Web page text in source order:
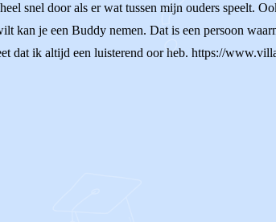
snel door als er wat tussen mijn ouders speelt.
kan je een Buddy nemen. Dat is een persoon
dat ik altijd een luisterend oor heb. https://